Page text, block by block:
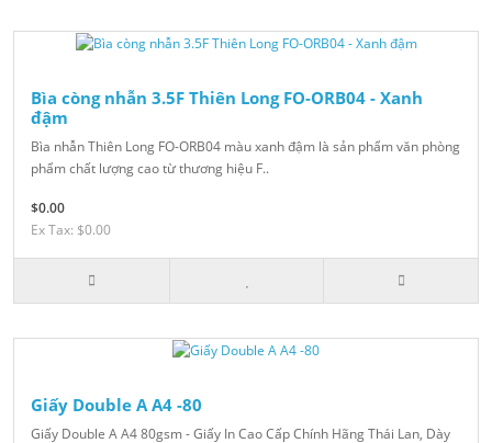
Bìa còng nhẫn 3.5F Thiên Long FO-ORB04 - Xanh
đậm
Bìa nhẫn Thiên Long FO-ORB04 màu xanh đậm là sản phẩm văn phòng
phẩm chất lượng cao từ thương hiệu F..
$0.00
Ex Tax: $0.00
Giấy Double A A4 -80
Giấy Double A A4 80gsm - Giấy In Cao Cấp Chính Hãng Thái Lan, Dày